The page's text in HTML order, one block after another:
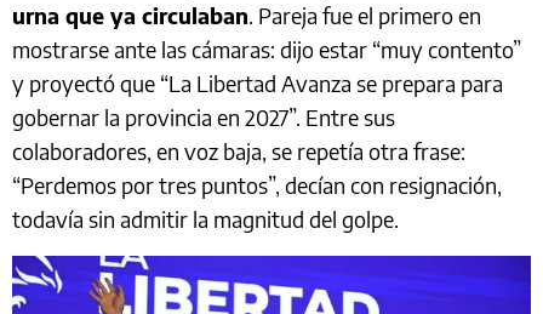
urna que ya circulaban. Pareja fue el primero en
mostrarse ante las cámaras: dijo estar “muy contento”
y proyectó que “La Libertad Avanza se prepara para
gobernar la provincia en 2027”. Entre sus
colaboradores, en voz baja, se repetía otra frase:
“Perdemos por tres puntos”, decían con resignación,
todavía sin admitir la magnitud del golpe.